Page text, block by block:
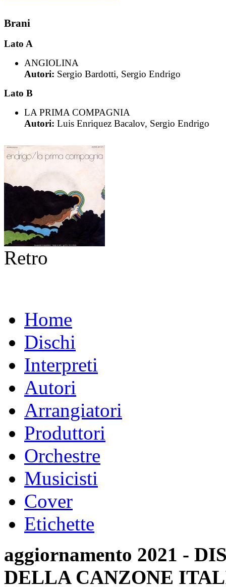
Brani
Lato A
ANGIOLINA
Autori: Sergio Bardotti, Sergio Endrigo
Lato B
LA PRIMA COMPAGNIA
Autori: Luis Enriquez Bacalov, Sergio Endrigo
Retro
Home
Dischi
Interpreti
Autori
Arrangiatori
Produttori
Orchestre
Musicisti
Cover
Etichette
aggiornamento 2021 -
DELLA CANZONE